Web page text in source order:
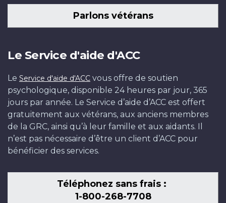
Parlons vétérans
Le Service d'aide d'ACC
Le Service d'aide d'ACC vous offre de soutien
psychologique, disponible 24 heures par jour, 365
jours par année. Le Service d’aide d’ACC est offert
gratuitement aux vétérans, aux anciens membres
de la GRC, ainsi qu’à leur famille et aux aidants. Il
n’est pas nécessaire d’être un client d’ACC pour
bénéficier des services.
Téléphonez sans frais :
1-800-268-7708